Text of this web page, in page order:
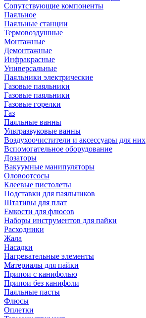
Сопутствующие компоненты
Паяльное
Паяльные станции
Термовоздушные
Монтажные
Демонтажные
Инфракрасные
Универсальные
Паяльники электрические
Газовые паяльники
Газовые паяльники
Газовые горелки
Газ
Паяльные ванны
Ультразвуковые ванны
Воздухоочистители и аксессуары для них
Вспомогательное оборудование
Дозаторы
Вакуумные манипуляторы
Оловоотсосы
Клеевые пистолеты
Подставки для паяльников
Штативы для плат
Емкости для флюсов
Наборы инструментов для пайки
Расходники
Жала
Насадки
Нагревательные элементы
Материалы для пайки
Припои с канифолью
Припои без канифоли
Паяльные пасты
Флюсы
Оплетки